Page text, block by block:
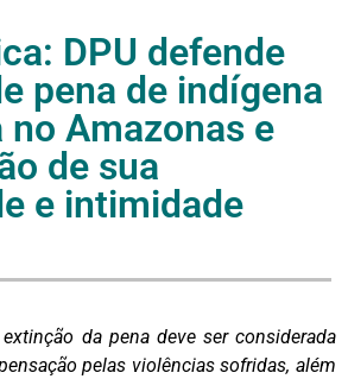
DPU defende
pena de indígena
Amazonas e
de sua
e intimidade
da pena deve ser considerada
pelas violências sofridas, além